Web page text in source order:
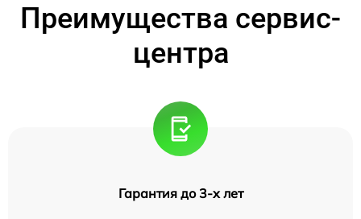
Преимущества сервис-
центра
Гарантия до 3-х лет